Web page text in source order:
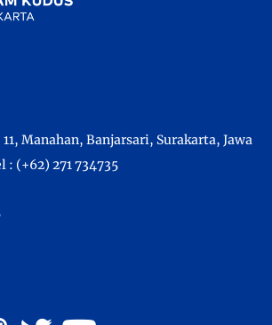
Manahan, Banjarsari, Surakarta, Jawa
: (+62) 271 734735